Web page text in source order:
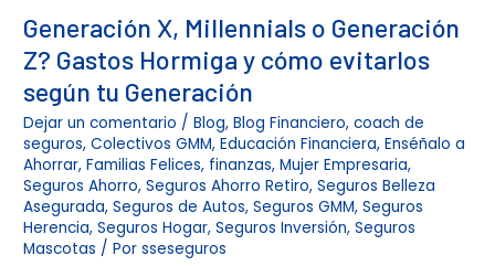
Generación X, Millennials o Generación
Z? Gastos Hormiga y cómo evitarlos
según tu Generación
Dejar un comentario /Blog,Blog Financiero,coach de
seguros,Colectivos GMM,Educación Financiera,Enséñalo a
Ahorrar,Familias Felices, finanzas,Mujer Empresaria,
Seguros Ahorro,Seguros Ahorro Retiro,Seguros Belleza
Asegurada,Seguros de Autos,Seguros GMM,Seguros
Herencia,Seguros Hogar,Seguros Inversión,Seguros
Mascotas / Porsseseguros